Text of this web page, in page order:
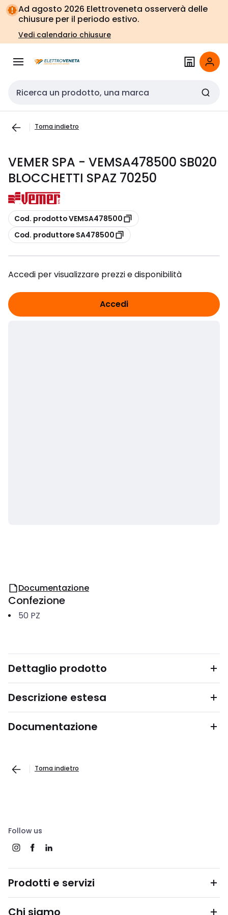
Vai alla
navigazione
Vai
alla
pagina
Ad agosto 2026 Elettroveneta osserverà delle
chiusure per il periodo estivo.
Vedi calendario chiusure
Cerca input
Torna indietro
VEMER SPA - VEMSA478500 SB020
BLOCCHETTI SPAZ 70250
copia
Cod. prodotto VEMSA478500
copia
Cod. produttore SA478500
Accedi per visualizzare prezzi e disponibilità
Accedi
Documentazione
Confezione
50 PZ
Dettaglio prodotto
Descrizione estesa
Documentazione
Torna indietro
Follow us
Prodotti e servizi
Chi siamo